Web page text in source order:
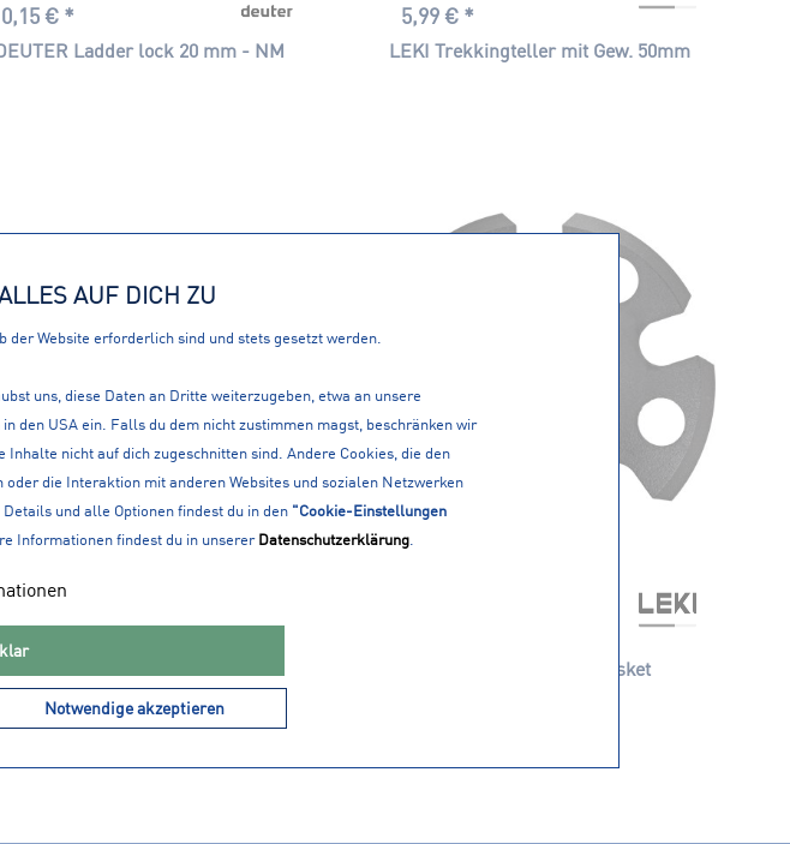
Ladder lock 20 mm - NM
0,15 € *
LEKI Trekkingteller mit Gew. 50mm
5,99 € *
5,99 € *
LEKI Zubehör Tour Basket
AUF DICH ZU
Website erforderlich sind und stets gesetzt werden.
uns, diese Daten an Dritte weiterzugeben, etwa an unsere
den USA ein. Falls du dem nicht zustimmen magst, beschränken wir
nicht auf dich zugeschnitten sind. Andere Cookies, die den
die Interaktion mit anderen Websites und sozialen Netzwerken
und alle Optionen findest du in den "Cookie-Einstellungen
Informationen findest du in unsererDatenschutzerklärung
Notwendige akzeptieren